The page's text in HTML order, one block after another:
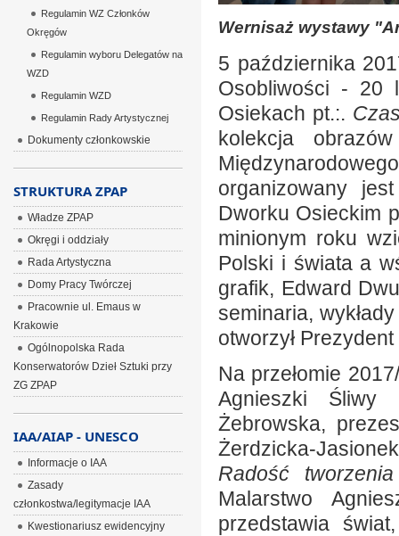
Wernisaż wystawy
5 października
Osobliwości - 20
Osiekach pt.:.
kolekcja
organizowany
Dworku Osieckim
minionym roku
Polski i świata a
grafik, Edward
seminaria,
otworzył
Na przełomie
Agnieszki Śliwy
Żebrowska,
Żerdzicka-
Radość tworzenia
Malarstwo
przedstawia
Regulamin WZ Członków
Okręgów
Regulamin wyboru Delegatów na
WZD
Regulamin WZD
Regulamin Rady Artystycznej
Dokumenty członkowskie
STRUKTURA ZPAP
Władze ZPAP
Okręgi i oddziały
Rada Artystyczna
Domy Pracy Twórczej
Pracownie ul. Emaus w
Krakowie
Ogólnopolska Rada
Konserwatorów Dzieł Sztuki przy
ZG ZPAP
IAA/AIAP - UNESCO
Informacje o IAA
Zasady
członkostwa/legitymacje IAA
Kwestionariusz ewidencyjny